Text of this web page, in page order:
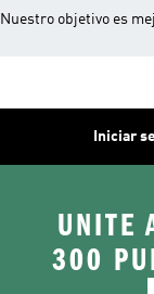
Nuestro objetivo es
Iniciar
UNITE
300